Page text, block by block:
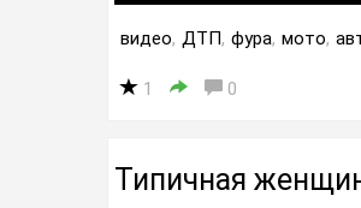
видео, ДТП, фура, мото,
1 0
Типичная